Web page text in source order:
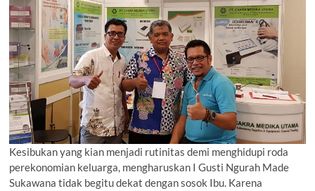
Kesibukan yang kian menjadi rutinitas demi menghidupi roda
perekonomian keluarga, mengharuskan I Gusti Ngurah Made
Sukawana tidak begitu dekat dengan sosok Ibu. Karena